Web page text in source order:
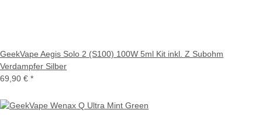
GeekVape Aegis Solo 2 (S100) 100W 5ml Kit inkl. Z Subohm
Verdampfer Silber
69,90 € *